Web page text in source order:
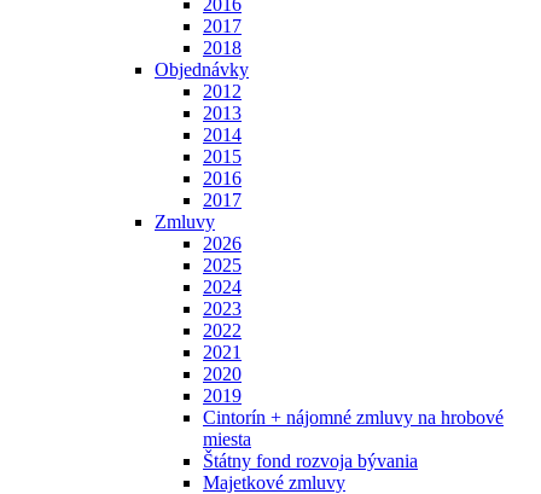
2017
2018
Objednávky
2012
2013
2014
2015
2016
2017
Zmluvy
2026
2025
2024
2023
2022
2021
2020
2019
Cintorín + nájomné zmluvy na hrobové
miesta
Štátny fond rozvoja bývania
Majetkové zmluvy